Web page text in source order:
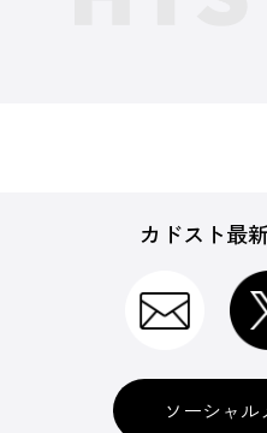
カドスト最
ソーシャ